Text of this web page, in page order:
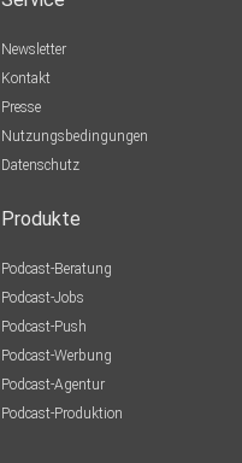
Newsletter
Kontakt
Presse
Nutzungsbedingungen
Datenschutz
Produkte
Podcast-Beratung
Podcast-Jobs
Podcast-Push
Podcast-Werbung
Podcast-Agentur
Podcast-Produktion